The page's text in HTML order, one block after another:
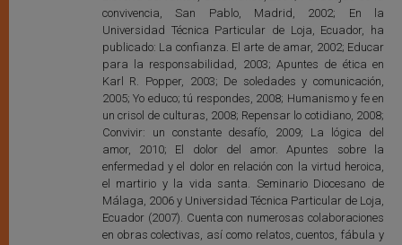
convivencia, San Pablo, Madrid, 2002; En la
Universidad Técnica Particular de Loja, Ecuador, ha
publicado: La confianza. El arte de amar, 2002; Educar
para la responsabilidad, 2003; Apuntes de ética en
Karl R. Popper, 2003; De soledades y comunicación,
2005; Yo educo; tú respondes, 2008; Humanismo y fe en
un crisol de culturas, 2008; Repensar lo cotidiano, 2008;
Convivir: un constante desafío, 2009; La lógica del
amor, 2010; El dolor del amor. Apuntes sobre la
enfermedad y el dolor en relación con la virtud heroica,
el martirio y la vida santa. Seminario Diocesano de
Málaga, 2006 y Universidad Técnica Particular de Loja,
Ecuador (2007). Cuenta con numerosas colaboraciones
en obras colectivas, así como relatos, cuentos, fábula y